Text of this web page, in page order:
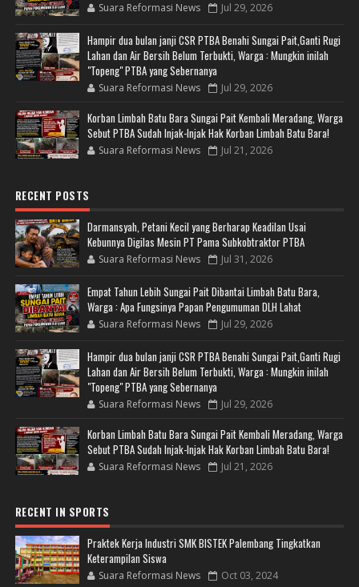
Suara Reformasi News Jul 29, 2026
Hampir dua bulan janji CSR PTBA Benahi Sungai Pait,Ganti Rugi
Lahan dan Air Bersih Belum Terbukti, Warga : Mungkin inilah
"Topeng" PTBA yang Sebernanya
Suara Reformasi News Jul 29, 2026
Korban Limbah Batu Bara Sungai Pait Kembali Meradang, Warga
Sebut PTBA Sudah Injak-Injak Hak Korban Limbah Batu Bara!
Suara Reformasi News Jul 21, 2026
RECENT POSTS
Darmansyah, Petani Kecil yang Berharap Keadilan Usai
Kebunnya Digilas Mesin PT Pama Subkobtraktor PTBA
Suara Reformasi News Jul 31, 2026
Empat Tahun Lebih Sungai Pait Dibantai Limbah Batu Bara,
Warga : Apa Fungsinya Papan Pengumuman DLH Lahat
Suara Reformasi News Jul 29, 2026
Hampir dua bulan janji CSR PTBA Benahi Sungai Pait,Ganti Rugi
Lahan dan Air Bersih Belum Terbukti, Warga : Mungkin inilah
"Topeng" PTBA yang Sebernanya
Suara Reformasi News Jul 29, 2026
Korban Limbah Batu Bara Sungai Pait Kembali Meradang, Warga
Sebut PTBA Sudah Injak-Injak Hak Korban Limbah Batu Bara!
Suara Reformasi News Jul 21, 2026
RECENT IN SPORTS
Praktek Kerja Industri SMK BISTEK Palembang Tingkatkan
Keterampilan Siswa
Suara Reformasi News Oct 03, 2024